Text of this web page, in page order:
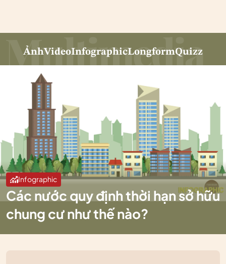
ẢnhVideoInfographicLongformQuizz
Infographic
Các nước quy định thời hạn sở hữu
chung cư như thế nào?